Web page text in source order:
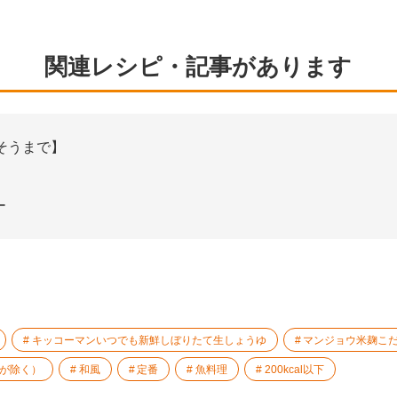
関連レシピ・記事があります
まで】
キッコーマンいつでも新鮮しぼりたて生しょうゆ マンジョウ米麹こ
除く） 和風 定番 魚料理 200kcal以下